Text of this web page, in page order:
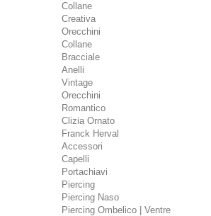
Collane
Creativa
Orecchini
Collane
Bracciale
Anelli
Vintage
Orecchini
Romantico
Clizia Ornato
Franck Herval
Accessori
Capelli
Portachiavi
Piercing
Piercing Naso
Piercing Ombelico | Ventre